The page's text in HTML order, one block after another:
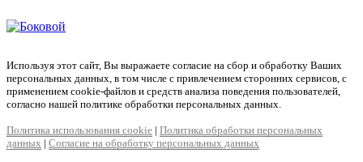
Используя этот сайт, Вы выражаете согласие на сбор и обработку Ваших
персональных данных, в том числе с привлечением сторонних сервисов, с
применением cookie-файлов и средств анализа поведения пользователей,
согласно нашей политике обработки персональных данных.
Политика использования cookie | Политика обработки персональных
данных | Согласие на обработку персональных данных